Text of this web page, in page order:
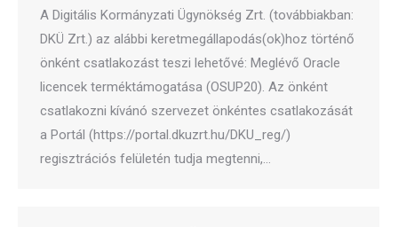
A Digitális Kormányzati Ügynökség Zrt. (továbbiakban:
DKÜ Zrt.) az alábbi keretmegállapodás(ok)hoz történő
önként csatlakozást teszi lehetővé: Meglévő Oracle
licencek terméktámogatása (OSUP20). Az önként
csatlakozni kívánó szervezet önkéntes csatlakozását
a Portál (https://portal.dkuzrt.hu/DKU_reg/)
regisztrációs felületén tudja megtenni,…